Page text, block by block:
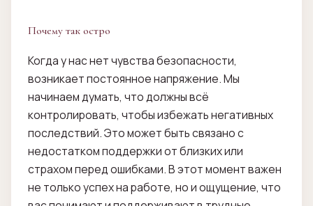
Почему так остро
Когда у нас нет чувства безопасности,
возникает постоянное напряжение. Мы
начинаем думать, что должны всё
контролировать, чтобы избежать негативных
последствий. Это может быть связано с
недостатком поддержки от близких или
страхом перед ошибками. В этот момент важен
не только успех на работе, но и ощущение, что